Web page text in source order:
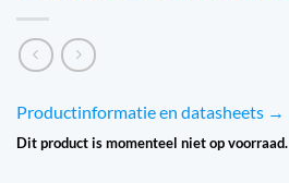
Productinformatie en datasheets →
Dit product is momenteel niet op voorraad.